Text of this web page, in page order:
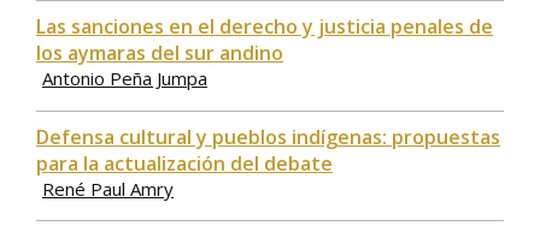
Las sanciones en el derecho y justicia penales de
los aymaras del sur andino
Antonio Peña Jumpa
Defensa cultural y pueblos indígenas: propuestas
para la actualización del debate
René Paul Amry